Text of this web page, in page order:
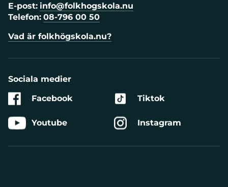
E-post: info@folkhogskola.nu
Telefon: 08-796 00 50
Vad är folkhögskola.nu?
Sociala medier
Facebook
Youtube
Tiktok
Instagram